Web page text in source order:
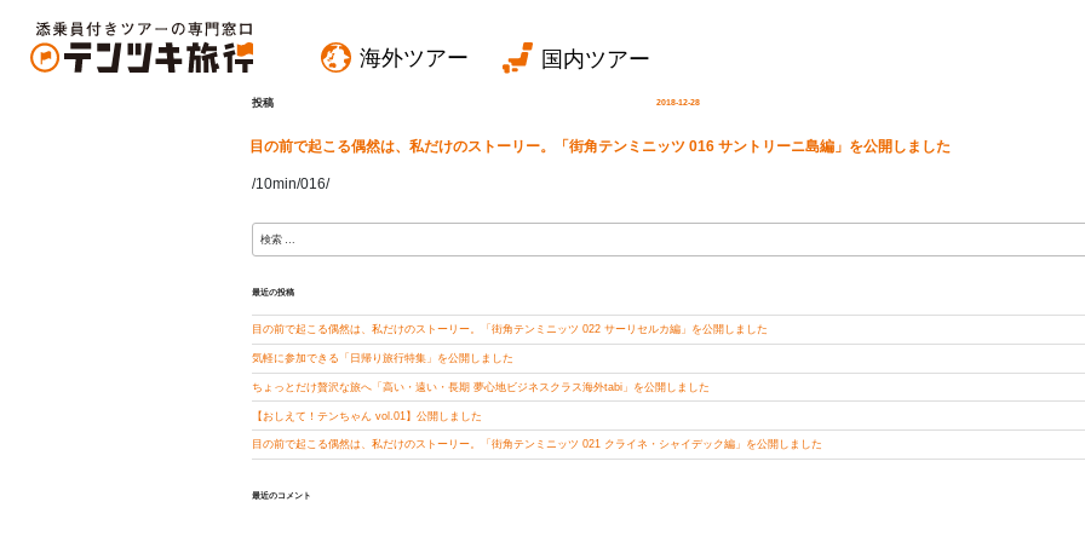
海外ツアー 国内ツアー
投稿
投
2018-12-28
目の前で起こる偶然は、私だけのストーリー。「街角テンミニッツ 016 サントリーニ島編」を公開しました
/10min/016/
索:
最近の投稿
目の前で起こる偶然は、私だけのストーリー。「街角テンミニッツ 022 サーリセルカ編」を公開しました
気軽に参加できる「日帰り旅行特集」を公開しました
ちょっとだけ贅沢な旅へ「高い・遠い・長期 夢心地ビジネスクラス海外tabi」を公開しました
【おしえて！テンちゃん vol.01】公開しました
目の前で起こる偶然は、私だけのストーリー。「街角テンミニッツ 021 クライネ・シャイデック編」を公開しました
最近のコメント